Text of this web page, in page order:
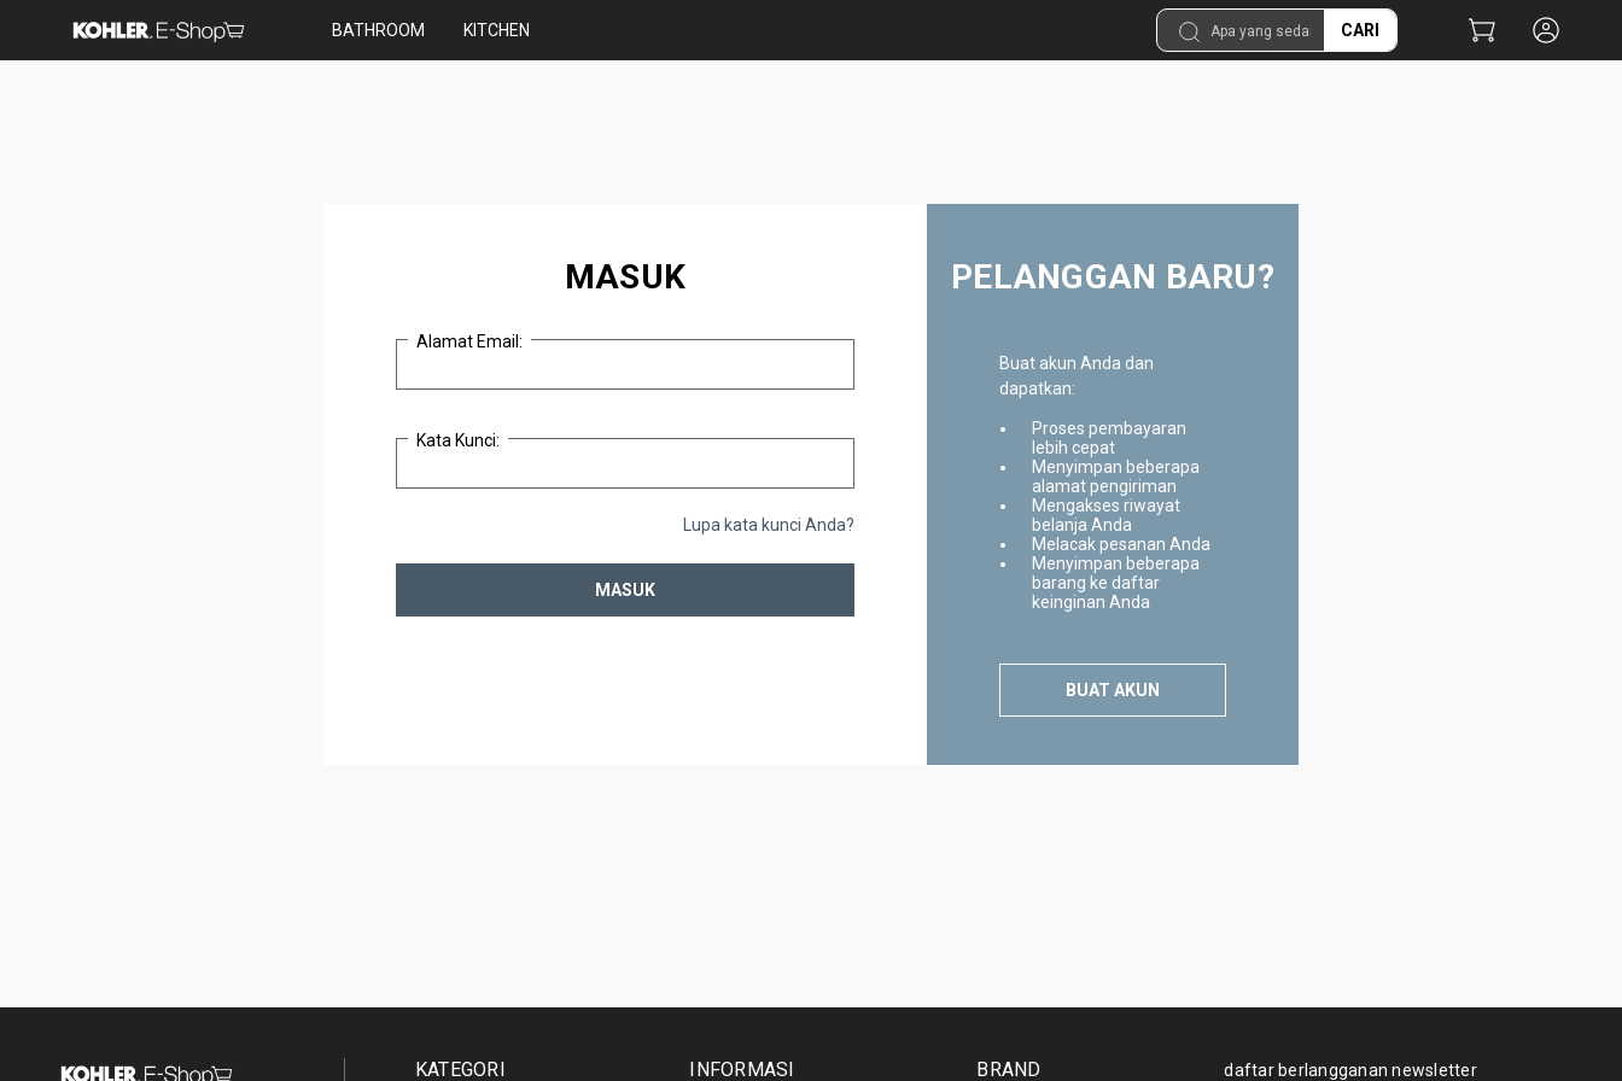
BATHROOM KITCHEN CARI
MASUK
Alamat Email:
Kata Kunci:
Lupa kata kunci Anda?
PELANGGAN BARU?
Buat akun Anda dan
dapatkan:
Proses pembayaran
lebih cepat
Menyimpan beberapa
alamat pengiriman
Mengakses riwayat
belanja Anda
Melacak pesanan Anda
Menyimpan beberapa
barang ke daftar
keinginan Anda
BUAT AKUN
KATEGORI INFORMASI BRAND daftar berlangganan newsletter